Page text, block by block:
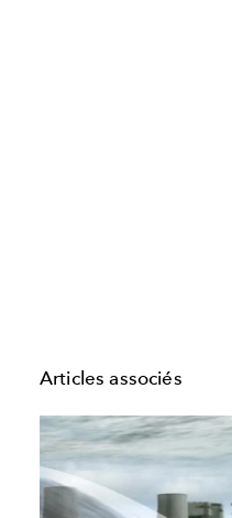
Articles associés